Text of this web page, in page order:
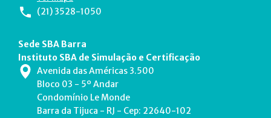
(21) 3528-1050
Sede SBA Barra
Instituto SBA de Simulação e Certificação
Avenida das Américas 3.500
Bloco 03 - 5º Andar
Condomínio Le Monde
Barra da Tijuca - RJ - Cep: 22640-102